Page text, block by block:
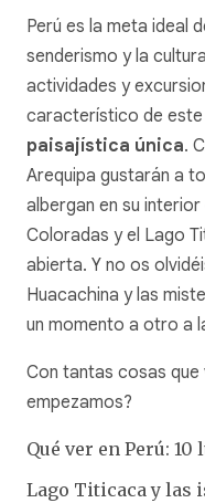
Perú es la meta ideal
senderismo y la
actividades y
característico de este
paisajística única.
Arequipa gustarán a
albergan en su
Coloradas y el Lago
abierta. Y no os
Huacachina y las
un momento a otro a
Con tantas cosas
empezamos?
Qué ver en Perú:
Lago Titicaca y las